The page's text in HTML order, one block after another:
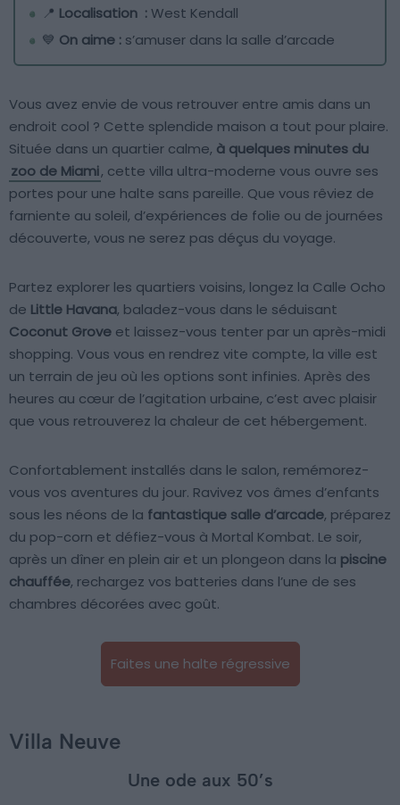
📍 Localisation :West Kendall
💙 On aime : s’amuser dans la salle d’arcade
Vous avez envie de vous retrouver entre amis dans un
endroit cool ? Cette splendide maison a tout pour plaire.
Située dans un quartier calme, à quelques minutes du
zoo de Miami, cette villa ultra-moderne vous ouvre ses
portes pour une halte sans pareille. Que vous rêviez de
farniente au soleil, d’expériences de folie ou de journées
découverte, vous ne serez pas déçus du voyage.
Partez explorer les quartiers voisins, longez la Calle Ocho
de Little Havana, baladez-vous dans le séduisant
Coconut Grove et laissez-vous tenter par un après-midi
shopping. Vous vous en rendrez vite compte, la ville est
un terrain de jeu où les options sont infinies. Après des
heures au cœur de l’agitation urbaine, c’est avec plaisir
que vous retrouverez la chaleur de cet hébergement.
Confortablement installés dans le salon, remémorez-
vous vos aventures du jour. Ravivez vos âmes d’enfants
sous les néons de la fantastique salle d’arcade, préparez
du pop-corn et défiez-vous à Mortal Kombat. Le soir,
après un dîner en plein air et un plongeon dans la piscine
chauffée, rechargez vos batteries dans l’une de ses
chambres décorées avec goût.
Faites une halte régressive
Villa Neuve
Une ode aux 50’s